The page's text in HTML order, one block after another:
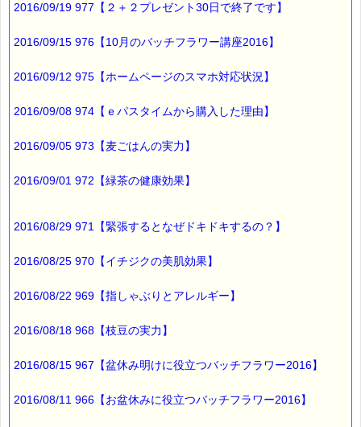
━━━━━━━━━━━━━━━━━━━━☆
▼バッチ国際教育プログラムレベル１ PTT６日間コース
→http://www.pass-thyme.com/office/ptt1-6days.asp
→https://www.facebook.com/pass.thyme.bach.flower
■ｅパスタイム通信編集長 ルコ＠千葉るみこ 編集後記
ブルーライト対策で
使わないこと。
でも、
そうもいかないですよね
便利さと健康って
2016/09/19 977【２＋２プレゼント30日で終了です】
2016/09/15 976【10月のバッチフラワー講座2016】
2016/09/12 975【ホームページのスマホ対応状況】
2016/09/08 974【ｅパスタイムから購入した理由】
2016/09/05 973【麦ごはんの実力】
2016/09/01 972【緑茶の健康効果】
2016/08/29 971【緊張するとなぜドキドキするの？】
2016/08/25 970【イチジクの美肌効果】
2016/08/22 969【指しゃぶりとアレルギー】
2016/08/18 968【枝豆の実力】
2016/08/15 967【盆休み明けに役立つバッチフラワー2016】
2016/08/11 966【お盆休みに役立つバッチフラワー2016】